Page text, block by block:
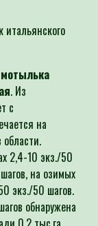
мотылька
. Из
с
на
2,4-10 экз./50
на озимых
экз./50 шагов.
обнаружена
0,2 тыс.га.